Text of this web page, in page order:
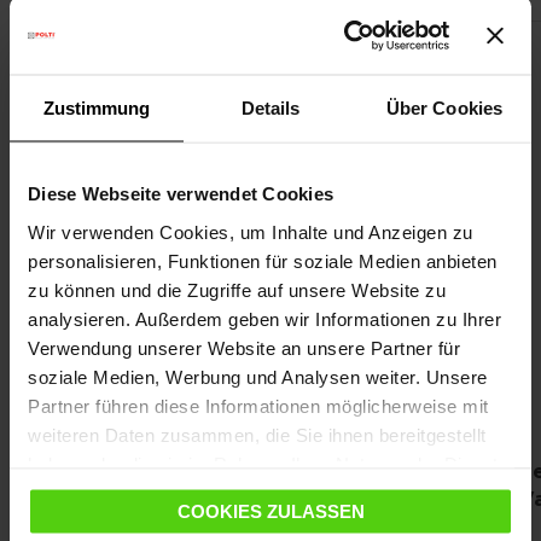
Zustimmung Details Über Cookies
Diese Webseite verwendet Cookies
Wir verwenden Cookies, um Inhalte und Anzeigen zu
personalisieren, Funktionen für soziale Medien anbieten
zu können und die Zugriffe auf unsere Website zu
analysieren. Außerdem geben wir Informationen zu Ihrer
Verwendung unserer Website an unsere Partner für
soziale Medien, Werbung und Analysen weiter. Unsere
Partner führen diese Informationen möglicherweise mit
weiteren Daten zusammen, die Sie ihnen bereitgestellt
gesammelt haben.
COOKIES ZULASSEN
2 Anti-Kalk-Filter